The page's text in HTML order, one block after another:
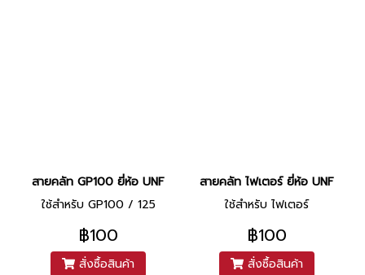
สายคลัท GP100 ยี่ห้อ UNF
ใช้สำหรับ GP100 / 125
฿100
สั่งซื้อสินค้า
สายคลัท ไฟเตอร์ ยี่ห้อ UNF
ใช้สำหรับ ไฟเตอร์
฿100
สั่งซื้อสินค้า